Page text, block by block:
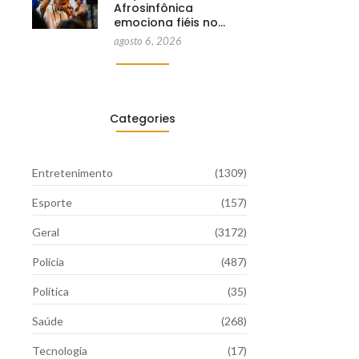
Afrosinfônica
emociona fiéis no…
agosto 6, 2026
Categories
Entretenimento (1309)
Esporte (157)
Geral (3172)
Polícia (487)
Política (35)
Saúde (268)
Tecnologia (17)